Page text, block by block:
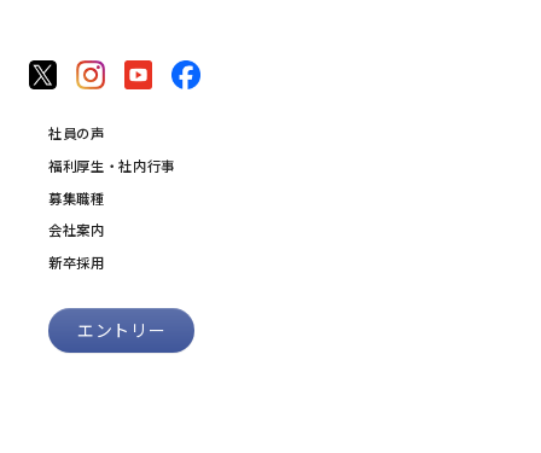
社員の声
福利厚生・社内行事
募集職種
会社案内
新卒採用
エントリー